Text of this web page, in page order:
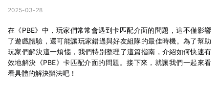
2025-03-28
在《PBE》中，玩家們常常會遇到卡匹配介面的問題，這不僅影響
了遊戲體驗，還可能讓玩家錯過與好友組隊的最佳時機。為了幫助
玩家們解決這一煩惱，我們特別整理了這篇指南，介紹如何快速有
效地解決《PBE》卡匹配介面的問題。接下來，就讓我們一起來看
看具體的解決辦法吧！